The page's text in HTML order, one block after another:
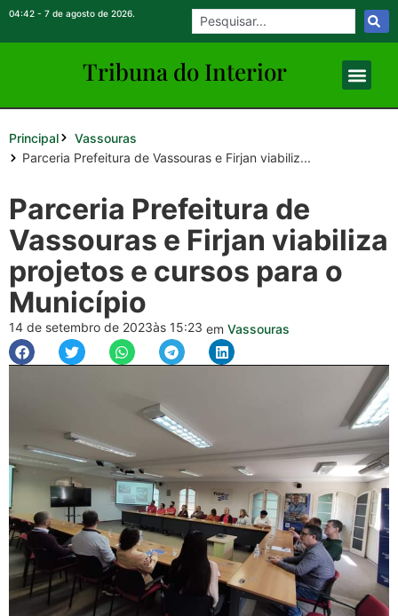
04:42 - 7 de agosto de 2026.
Tribuna do Interior
Principal
Vassouras
Parceria Prefeitura de Vassouras e Firjan viabiliz...
Parceria Prefeitura de
Vassouras e Firjan viabiliza
projetos e cursos para o
Município
14 de setembro de 2023às 15:23 em Vassouras